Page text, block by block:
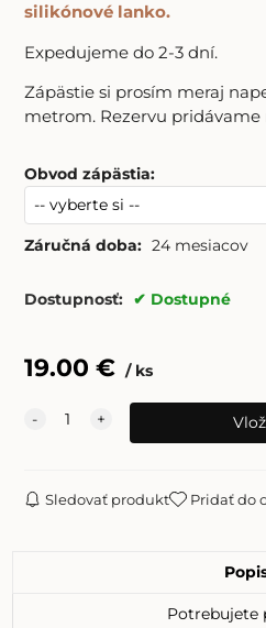
silikónové lanko.
Expedujeme do 2-3 dní.
Zápästie si prosím meraj
metrom. Rezervu pridávame
Obvod zápästia:
Záručná doba: 24 mesiacov
Dostupnosť: Dostupné
19.00 € ks
Sledovať produkt Pridať do
Potrebujete